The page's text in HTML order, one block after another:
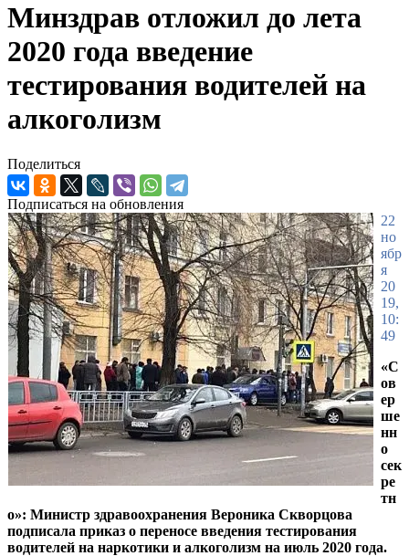
Минздрав отложил до лета
2020 года введение
тестирования водителей на
алкоголизм
Поделиться
Подписаться на обновления
22
но
ябр
я
20
19,
10:
49
«С
ов
ер
ше
нн
о
сек
ре
тн
о»: Министр здравоохранения Вероника Скворцова
подписала приказ о переносе введения тестирования
водителей на наркотики и алкоголизм на июль 2020 года.